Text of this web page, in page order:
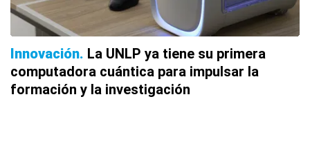
Innovación La UNLP ya tiene su primera
computadora cuántica para impulsar la
formación y la investigación